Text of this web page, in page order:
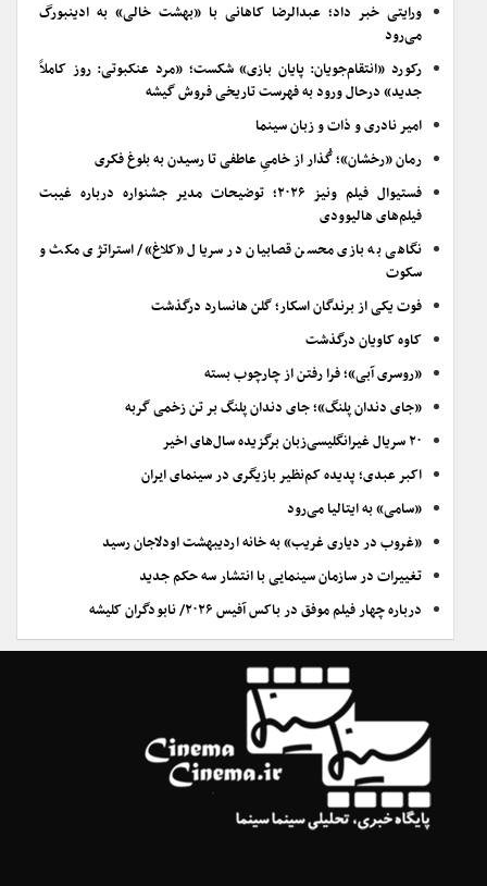
ورایتی خبر داد؛ عبدالرضا کاهانی با «بهشت خالی» به ادینبورگ
می‌رود
رکورد «انتقام‌جویان: پایان بازی» شکست؛ «مرد عنکبوتی: روز کاملاً
جدید» درحال ورود به فهرست تاریخی فروش گیشه
امیر نادری و ذات و زبان سینما
رمان «رخشان»؛ گُذار از خامیِ عاطفی تا رسیدن به بلوغ فکری
فستیوال فیلم ونیز ۲۰۲۶؛ توضیحات مدیر جشنواره درباره غیبت
فیلم‌های هالیوودی
نگاهی به بازی محسن قصابیان در سریال «کلاغ»/ استراتژی مکث و
سکوت
فوت یکی از برندگان اسکار؛ گلن هانسارد درگذشت
کاوه کاویان درگذشت
«روسری آبی»؛ فرا رفتن از چارچوب بسته
«جای دندان پلنگ»؛ جای دندان پلنگ بر تن زخمی گربه
۲۰ سریال غیرانگلیسی‌زبان برگزیده سال‌های اخیر
اکبر عبدی؛ پدیده کم‌نظیر بازیگری در سینمای ایران
«سامی» به ایتالیا می‌رود
«غروب در دیاری غریب» به خانه اردیبهشت اودلاجان رسید
تغییرات در سازمان سینمایی با انتشار سه حکم جدید
درباره چهار فیلم موفق در باکس آفیس ۲۰۲۶/ نابودگران کلیشه